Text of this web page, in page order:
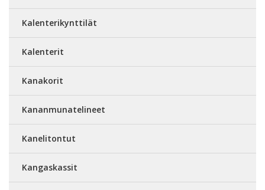
Kalenterikynttilät
Kalenterit
Kanakorit
Kananmunatelineet
Kanelitontut
Kangaskassit